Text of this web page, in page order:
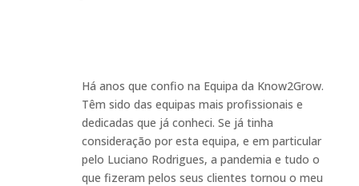
Há anos que confio na Equipa da Know2Grow.
Têm sido das equipas mais profissionais e
dedicadas que já conheci. Se já tinha
consideração por esta equipa, e em particular
pelo Luciano Rodrigues, a pandemia e tudo o
que fizeram pelos seus clientes tornou o meu